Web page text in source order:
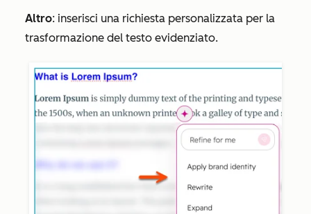
Altro: inserisci una richiesta personalizzata per la
trasformazione del testo evidenziato.